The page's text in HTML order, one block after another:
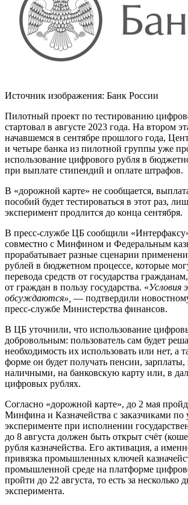
Источник изображения: Банк России
Пилотный проект по тестированию
стартовал в августе 2023 года. На втором
начавшемся в сентябре прошлого года,
и четыре банка из пилотной группы уже
использование цифрового рубля в
при выплате стипендий и оплате штрафов.
В «дорожной карте» не сообщается,
пособий будет тестироваться в этот раз,
эксперимент продлится до конца сентября.
В пресс-службе ЦБ сообщили
совместно с Минфином и Федеральным
прорабатывает разные сценарии
рублей в бюджетном процессе, которые
перевода средств от государства
от граждан в пользу государства. «Условия
обсуждаются», — подтвердили
пресс-службе Министерства финансов.
В ЦБ уточнили, что использование
добровольным: пользователь сам будет
необходимость их использовать или нет, а
форме он будет получать пенсии,
наличными, на банковскую карту или, в
цифровых рублях.
Согласно «дорожной карте», до 2 мая
Минфина и Казначейства с заказчиками по
эксперименте при исполнении
до 8 августа должен быть открыт счёт
рубля казначейства. Его активация, а
привязка промышленных ключей
промышленной среде на платформе
пройти до 22 августа, то есть за несколько
эксперимента.